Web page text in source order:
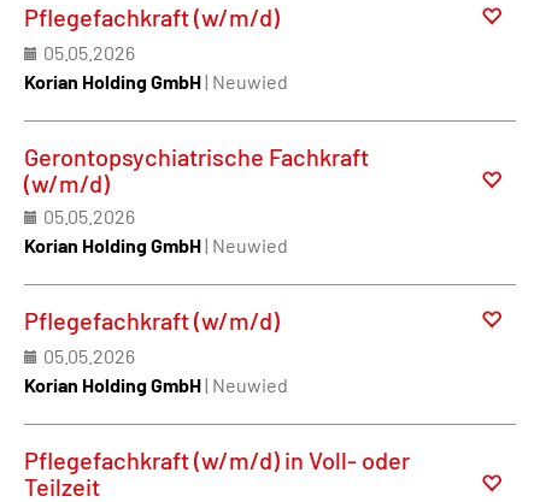
Pflegefachkraft (w/m/d)
05.05.2026
Korian Holding GmbH| Neuwied
Gerontopsychiatrische Fachkraft
(w/m/d)
05.05.2026
Korian Holding GmbH| Neuwied
Pflegefachkraft (w/m/d)
05.05.2026
Korian Holding GmbH| Neuwied
Pflegefachkraft (w/m/d) in Voll- oder
Teilzeit